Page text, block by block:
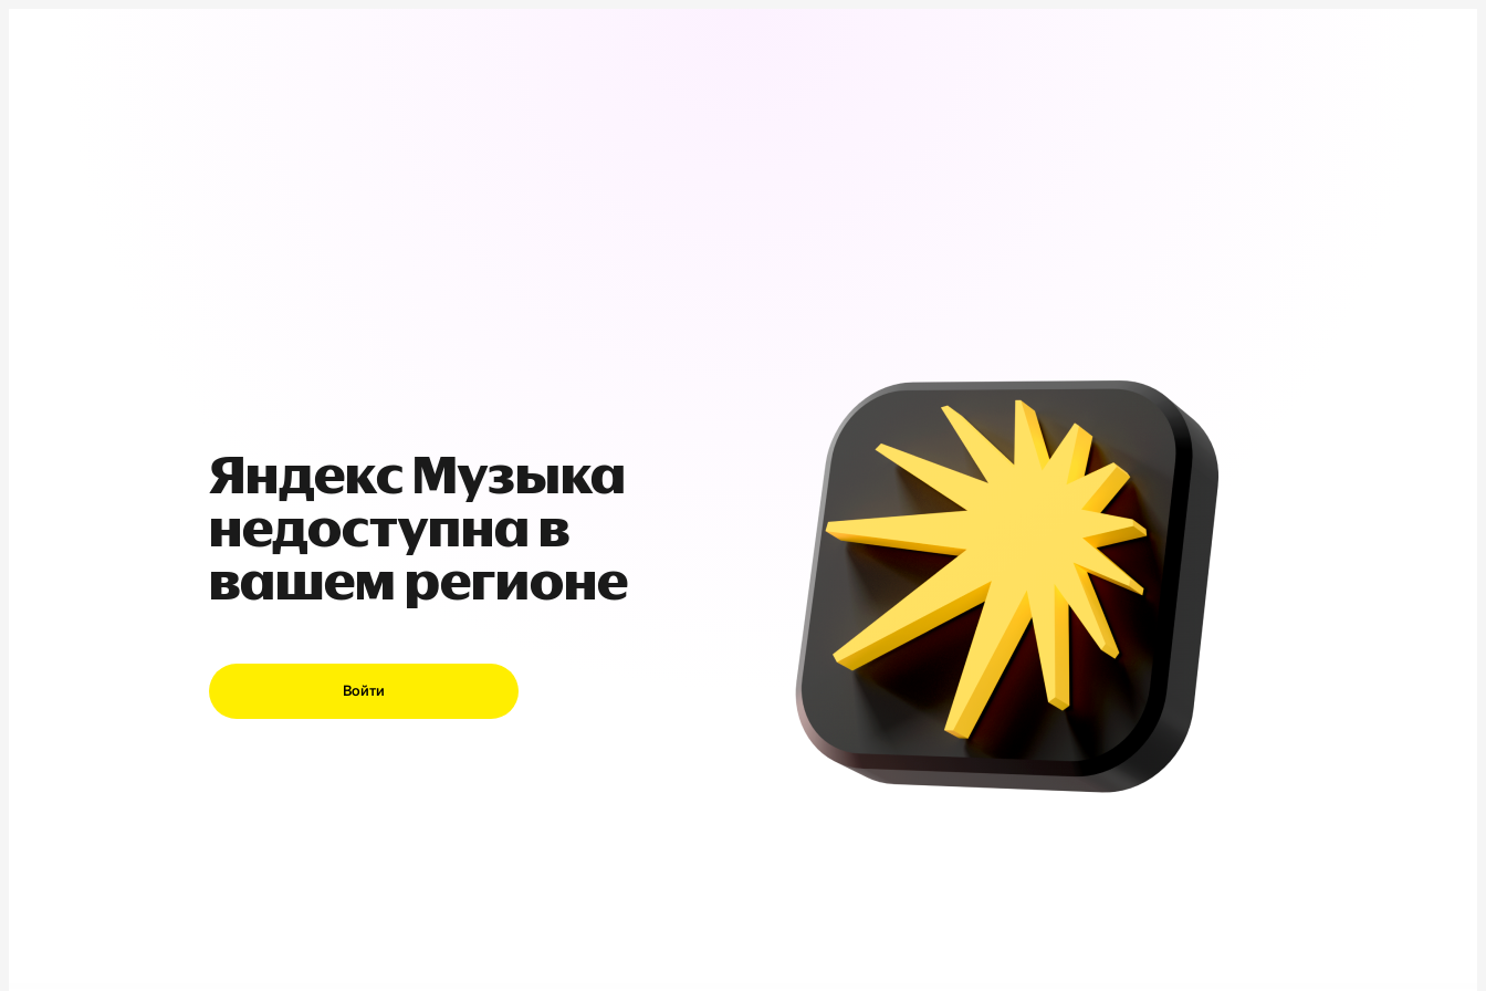
Яндекс Музыка
недоступна в
вашем регионе
Войти